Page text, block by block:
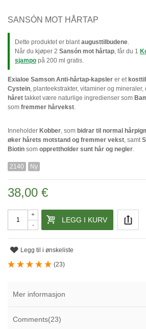
SANSÓN MOT HÅRTAP
Dette produktet er blantaugusttilbudene.
Når du kjøper 2 Sansón mot hårtap, får du 1
sjampo på 200 ml gratis.
Exialoe Samson Anti-hårtap-kapsler er et
Cystein, planteekstrakter, vitaminer og mineraler,
håret takket være naturlige ingredienser som
som fremmer hårvekst.
Inneholder Kobber, som bidrar til normal
øker hårets motstand og fremmer vekst, samt
Biotin som opprettholder sunt hår og negler.
2140 Ny
38,00 €
-
+
LEGG I KURV
Legg til i ønskeliste
(23)
Mer informasjon
Comments(23)